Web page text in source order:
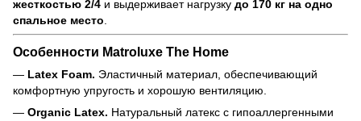
жесткостью 2/4 и выдерживает нагрузку до 170 кг на одно
спальное место
Особенности Matroluxe The Home
— Latex Foam. Эластичный материал, обеспечивающий
комфортную упругость и хорошую вентиляцию.
— Organic Latex. Натуральный латекс с гипоаллергенными